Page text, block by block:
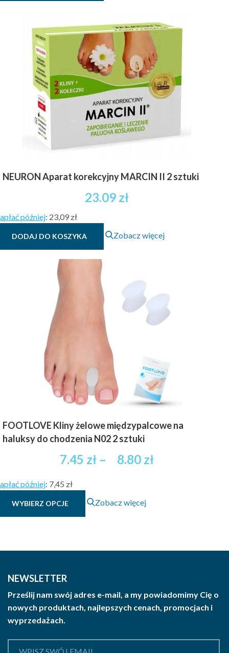
NEURON Aparat korekcyjny MARCIN II 2 sztuki
23.09 zł
później: 23,09 zł
DODAJ DO KOSZYKA Zobacz więcej
FOOTLOVE Kliny żelowe międzypalcowe na
haluksy do chodzenia N02 2 sztuki
7.45 zł – 8.80 złZakres
8.80 zł
później: 7,45 zł
WYBIERZ OPCJE
Ten
produkt
na
stronie
Zobacz więcej
NEWSLETTER
Prześlij nam swój adres e-mail, a my powiadomimy Cię o
nowych produktach, najlepszych cenach, promocjach i
wyprzedażach.